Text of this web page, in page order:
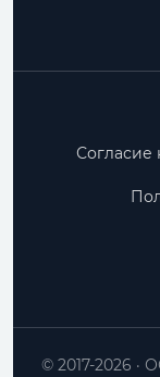
Согласие
© 2017-2026